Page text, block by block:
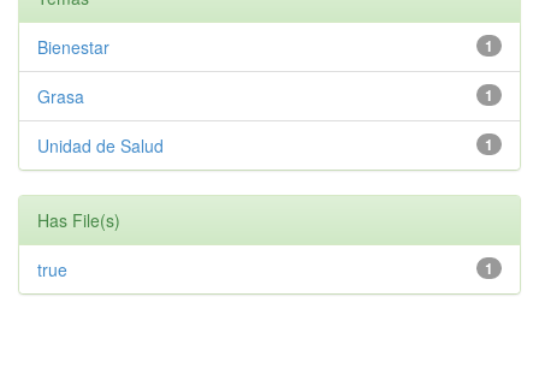
1
Bienestar
1
Grasa
1
Unidad de Salud
Has File(s)
1
true